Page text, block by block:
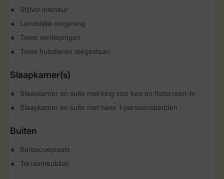
Stijlvol interieur
Landelijke omgeving
Twee verdiepingen
Twee huisdieren toegestaan
Slaapkamer(s)
Slaapkamer en suite met king size bed en flatscreen-tv
Slaapkamer en suite met twee 1-persoonsbedden
Buiten
Barbecueplaats
Terrasmeubilair